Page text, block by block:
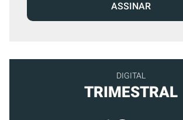
ASSINAR
DIGITAL
TRIMESTRAL